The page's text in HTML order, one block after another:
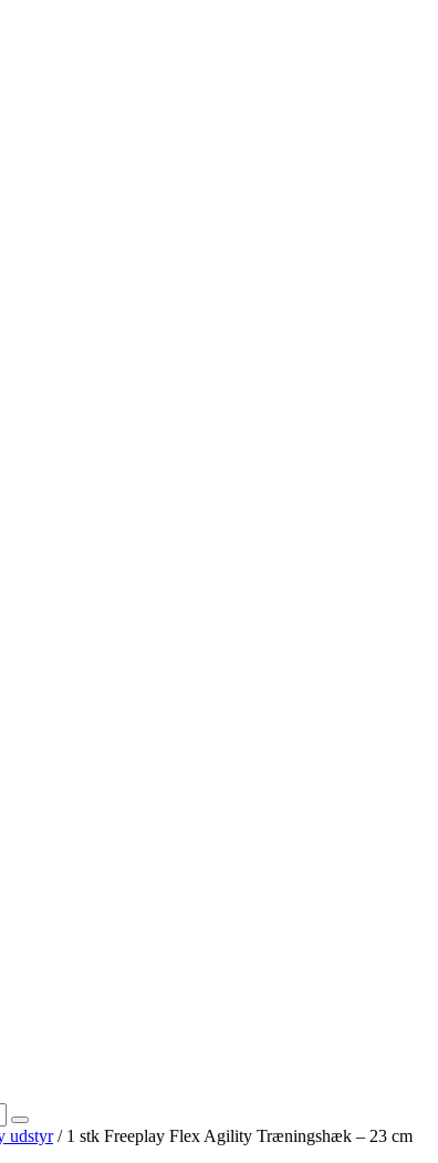
udstyr/ 1 stk Freeplay Flex Agility Træningshæk – 23 cm